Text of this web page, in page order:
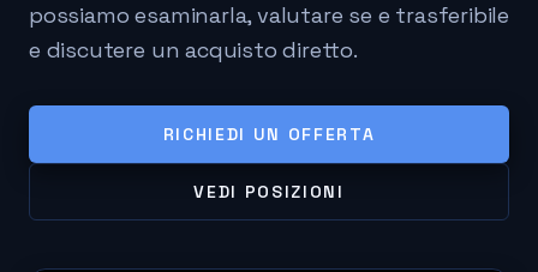
possiamo esaminarla, valutare se e trasferibile
e discutere un acquisto diretto.
RICHIEDI UN OFFERTA
VEDI POSIZIONI